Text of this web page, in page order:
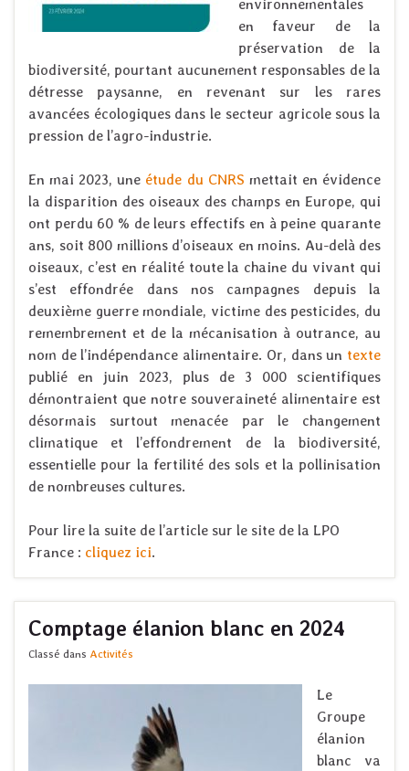
environnementales
en faveur de la
préservation de la
biodiversité, pourtant aucunement responsables de la
détresse paysanne, en revenant sur les rares
avancées écologiques dans le secteur agricole sous la
pression de l’agro-industrie.
En mai 2023, une étude du CNRS mettait en évidence
la disparition des oiseaux des champs en Europe, qui
ont perdu 60 % de leurs effectifs en à peine quarante
ans, soit 800 millions d’oiseaux en moins. Au-delà des
oiseaux, c’est en réalité toute la chaine du vivant qui
s’est effondrée dans nos campagnes depuis la
deuxième guerre mondiale, victime des pesticides, du
remembrement et de la mécanisation à outrance, au
nom de l’indépendance alimentaire. Or, dans un texte
publié en juin 2023, plus de 3 000 scientifiques
démontraient que notre souveraineté alimentaire est
désormais surtout menacée par le changement
climatique et l’effondrement de la biodiversité,
essentielle pour la fertilité des sols et la pollinisation
de nombreuses cultures.
Pour lire la suite de l’article sur le site de la LPO
France : cliquez ici.
Comptage élanion blanc en 2024
Classé dans Activités
Le
Groupe
élanion
blanc va